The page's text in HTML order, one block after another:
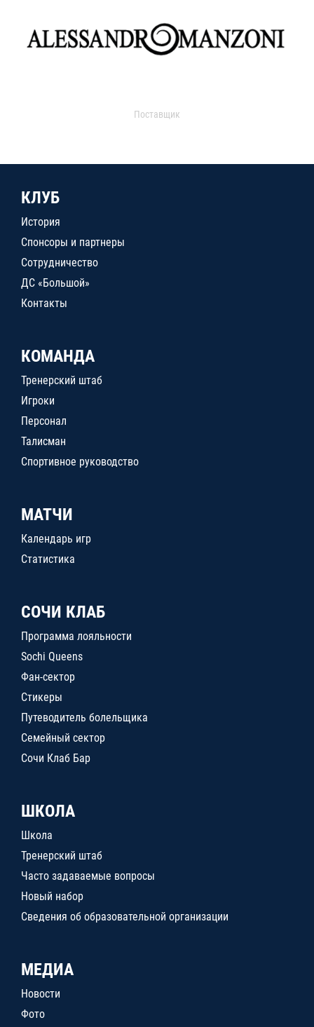
Поставщик
КЛУБ
История
Спонсоры и партнеры
Сотрудничество
ДС «Большой»
Контакты
КОМАНДА
Тренерский штаб
Игроки
Персонал
Талисман
Спортивное руководство
МАТЧИ
Календарь игр
Статистика
СОЧИ КЛАБ
Программа лояльности
Sochi Queens
Фан-сектор
Стикеры
Путеводитель болельщика
Семейный сектор
Сочи Клаб Бар
ШКОЛА
Школа
Тренерский штаб
Часто задаваемые вопросы
Новый набор
Сведения об образовательной организации
МЕДИА
Новости
Фото